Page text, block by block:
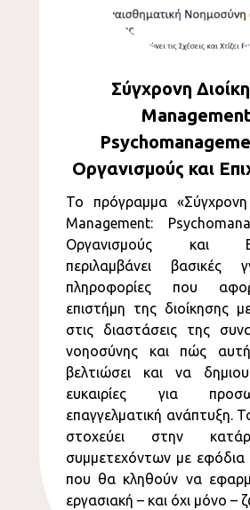
Σύγχρονη
Οργανισμούς και
Το πρόγραμμα
Management:
Οργανισμούς και
περιλαμβάνει βασικές
πληροφορίες που
επιστήμη της διοίκησης
στις διαστάσεις της
νοηοσύνης και πώς
βελτιώσει και να
ευκαιρίες για
επαγγελματική ανάπτυξη.
στοχεύει στην
συμμετεχόντων με εφόδια
που θα κληθούν να
εργασιακή – και όχι μόνο –